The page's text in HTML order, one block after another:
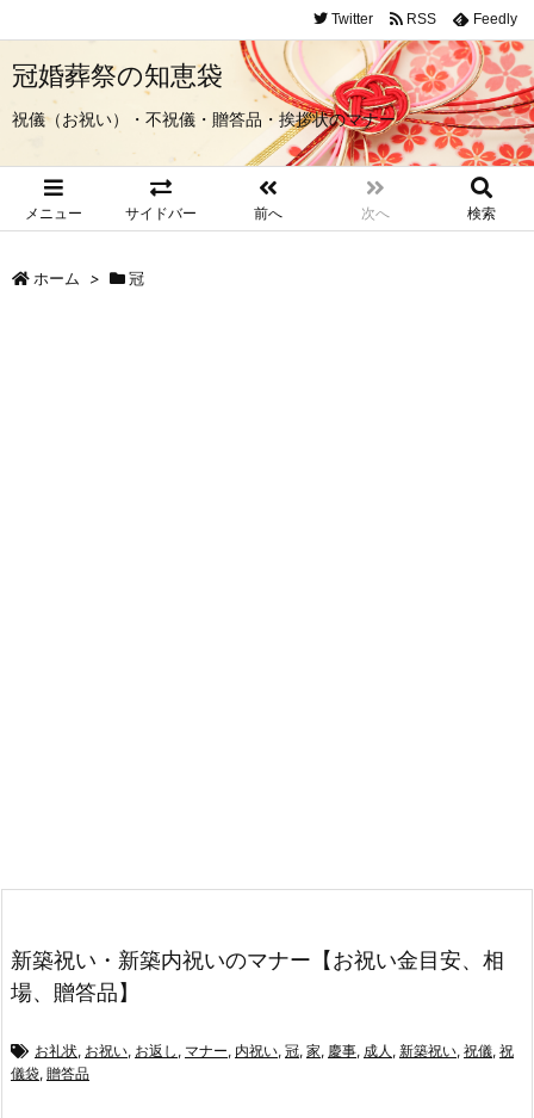
冠婚葬祭の知恵袋
祝儀（お祝い）・不祝儀・贈答品・挨拶状のマナー
メニュー サイドバー 前へ 次へ 検索
Twitter RSS Feedly
ホーム > 冠
新築祝い・新築内祝いのマナー【お祝い金目安、相
場、贈答品】
お礼状, お祝い, お返し , マナー, 内祝い, 冠, 家, 慶事, 成人 , 新築祝い, 祝儀, 祝
儀袋, 贈答品